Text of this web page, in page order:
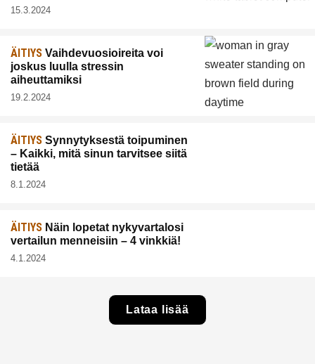
15.3.2024
ÄITIYS Vaihdevuosioireita voi
joskus luulla stressin
aiheuttamiksi
19.2.2024
ÄITIYS Synnytyksestä toipuminen
– Kaikki, mitä sinun tarvitsee siitä
tietää
8.1.2024
ÄITIYS Näin lopetat nykyvartalosi
vertailun menneisiin – 4 vinkkiä!
4.1.2024
Lataa lisää